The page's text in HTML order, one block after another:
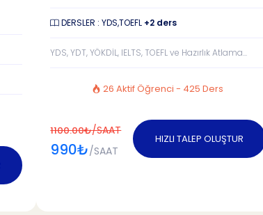
DERSLER : YDS,TOEFL +2 ders
YDS, YDT, YÖKDİL, IELTS, TOEFL ve Hazırlık Atlama...
26 Aktif Öğrenci - 425 Ders
1100.00₺/SAAT
990₺/SAAT
HIZLI TALEP OLUŞTUR